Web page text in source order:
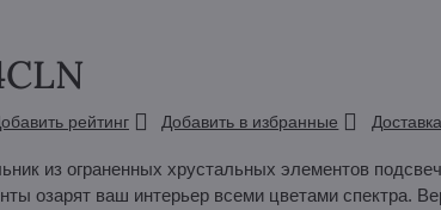
рейтинг Добавить в избранные Доставка
из ограненных хрустальных элементов
озарят ваш интерьер всеми цветами спектра.